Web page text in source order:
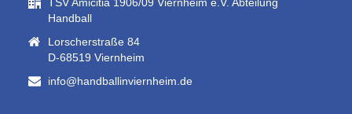
TSV Amicitia 1906/09 Viernheim e.V. Abteilung
Handball
Lorscherstraße 84
D-68519 Viernheim
info@handballinviernheim.de